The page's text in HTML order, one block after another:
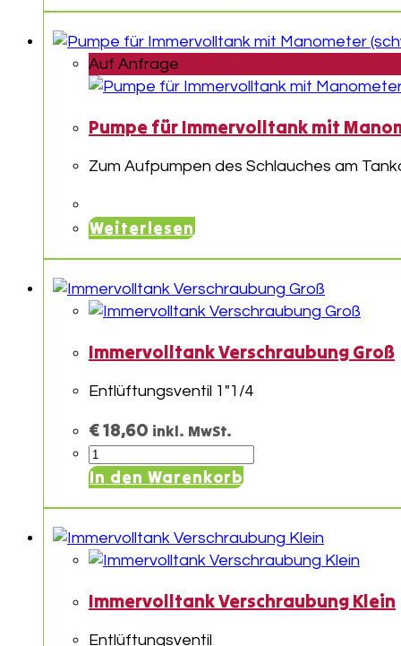
Menge
Auf Anfrage
Pumpe für Immervolltank mit
Zum Aufpumpen des Schlauches am
Weiterlesen
Immervolltank Verschraubung Groß
Entlüftungsventil 1″1/4
€18,60 inkl. MwSt.
Immervolltank
Verschraubung
In den Warenkorb
Immervolltank Verschraubung Klein
Entlüftungsventil